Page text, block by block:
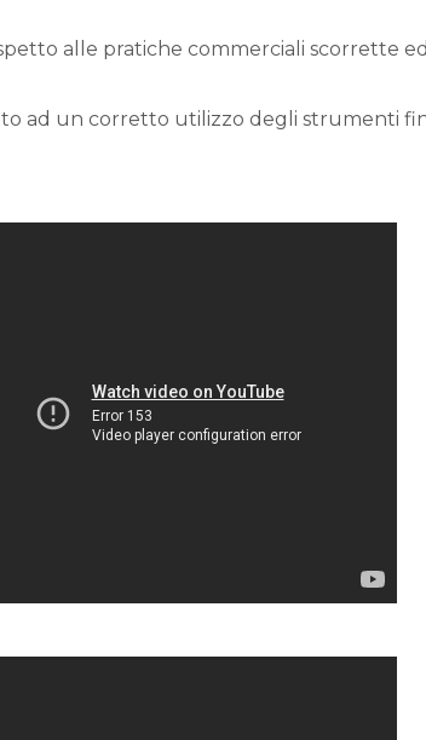
alle pratiche commerciali scorrette
ad un corretto utilizzo degli strumenti